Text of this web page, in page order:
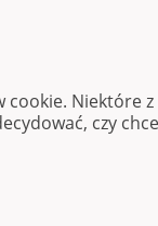
Niektóre
czy